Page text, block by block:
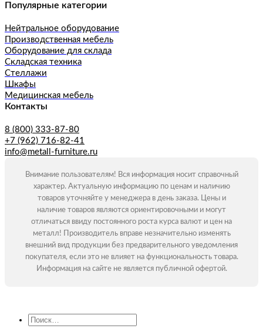
Популярные категории
Нейтральное оборудование
Производственная мебель
Оборудование для склада
Складская техника
Стеллажи
Шкафы
Медицинская мебель
Контакты
8 (800) 333-87-80
+7 (962) 716-82-41
info@metall-furniture.ru
Внимание пользователям! Вся информация носит справочный
характер. Актуальную информацию по ценам и наличию
товаров уточняйте у менеджера в день заказа. Цены и
наличие товаров являются ориентировочными и могут
отличаться ввиду постоянного роста курса валют и цен на
металл! Производитель вправе незначительно изменять
внешний вид продукции без предварительного уведомления
покупателя, если это не влияет на функциональность товара.
Информация на сайте не является публичной офертой.
Искать: